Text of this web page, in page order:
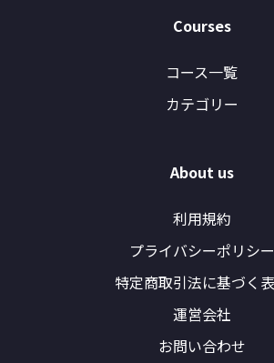
Courses
コース一覧
カテゴリー
About us
利用規約
プライバシーポリシー
特定商取引法に基づく
運営会社
お問い合わせ